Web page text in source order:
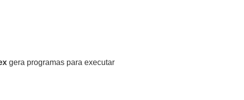
gera programas para executar